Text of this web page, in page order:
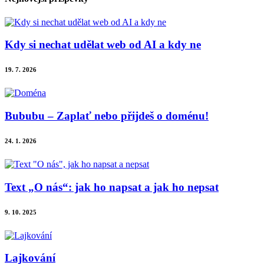
Kdy si nechat udělat web od AI a kdy ne
19. 7. 2026
Bububu – Zaplať nebo přijdeš o doménu!
24. 1. 2026
Text „O nás“: jak ho napsat a jak ho nepsat
9. 10. 2025
Lajkování